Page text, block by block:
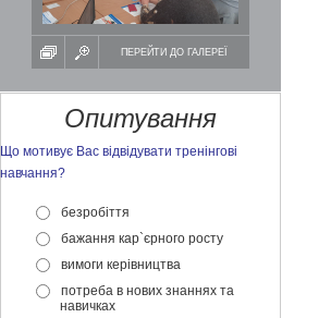
ПЕРЕЙТИ ДО ГАЛЕРЕЇ
Опитування
Що мотивує Вас відвідувати тренінгові
навчання?
безробіття
бажання кар`єрного росту
вимоги керівництва
потреба в нових знаннях та
навичках